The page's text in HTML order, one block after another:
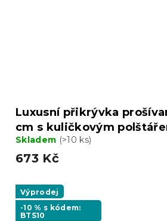
Luxusní přikrývka
cm s kuličkovým
Skladem (>10 ks)
673 Kč
Výprodej
-10 % s kódem:
BTS10